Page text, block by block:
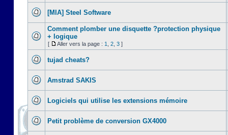
[MIA] Steel Software
Comment plomber une disquette ?protection physique
+ logique
[ Aller vers la page : 1 2 3 ]
tujad cheats?
Amstrad SAKIS
Logiciels qui utilise les extensions mémoire
Petit problème de conversion GX4000